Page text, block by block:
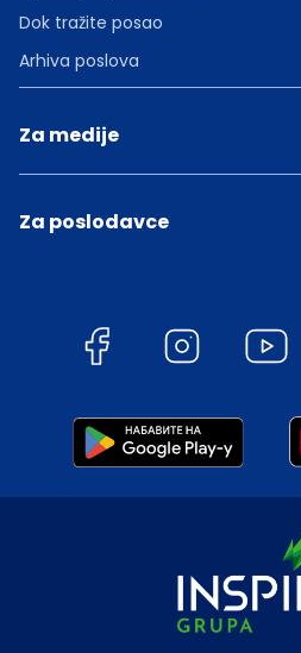
Dok tražite posao
Arhiva poslova
Za medije
Za poslodavce